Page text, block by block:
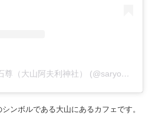
A post shared by 茶寮 石尊（大山阿夫利神社） (@saryo_sekison)
ンボルである大山にあるカフェです。